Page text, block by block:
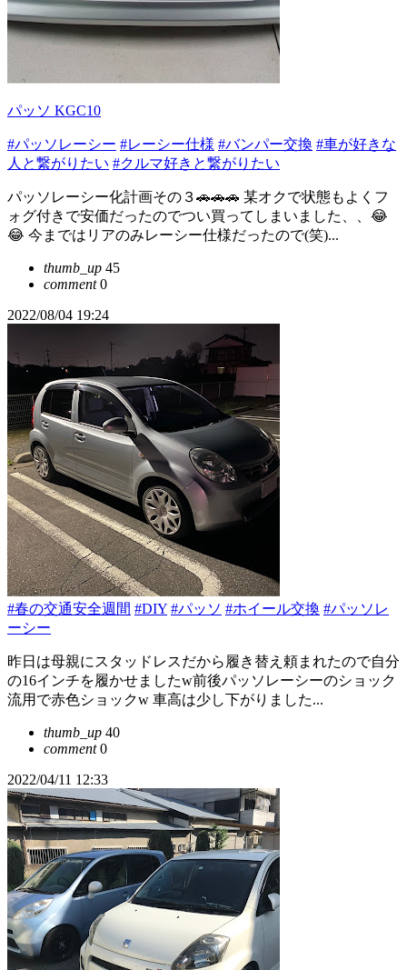
パッソ KGC10
#パッソレーシー #レーシー仕様 #バンパー交換 #車が好きな
人と繋がりたい #クルマ好きと繋がりたい
パッソレーシー化計画その３🚗🚗🚗 某オクで状態もよくフ
ォグ付きで安価だったのでつい買ってしまいました、、😂
😂 今まではリアのみレーシー仕様だったので(笑)...
thumb_up 45
comment0
2022/08/04 19:24
#春の交通安全週間 #DIY #パッソ #ホイール交換 #パッソレ
ーシー
昨日は母親にスタッドレスだから履き替え頼まれたので自分
の16インチを履かせましたw前後パッソレーシーのショック
流用で赤色ショックw 車高は少し下がりました...
thumb_up 40
comment0
2022/04/11 12:33